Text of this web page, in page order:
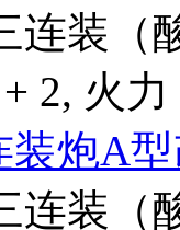
连装（
2, 火力
装炮A
连装（